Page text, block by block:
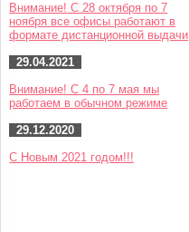
Внимание! С 28 октября по 7
ноября все офисы работают в
формате дистанционной выдачи
29.04.2021
Внимание! С 4 по 7 мая мы
работаем в обычном режиме
29.12.2020
С Новым 2021 годом!!!